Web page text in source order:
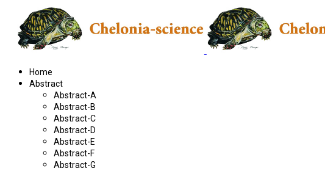
Home
Abstract
Abstract-A
Abstract-B
Abstract-C
Abstract-D
Abstract-E
Abstract-F
Abstract-G